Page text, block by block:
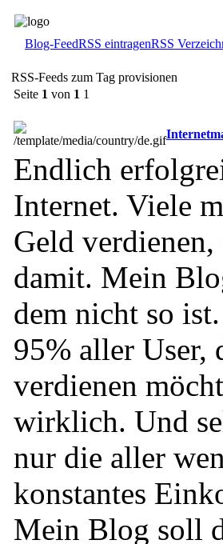
Blog-FeedRSS eintragenRSS
RSS-Feeds zum Tag provisionen
Seite 1 von 1 1
Endlich
Internet. Viele
Geld
damit. Mein
dem nicht so
95% aller User,
verdienen
wirklich. Und
nur die aller
konstantes
Mein Blog soll